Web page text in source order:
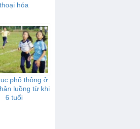
thoại hóa
phổ thông ở
luồng từ khi
6 tuổi